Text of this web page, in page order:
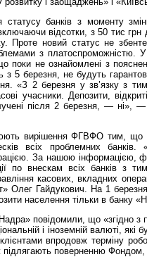
банків з моменту
відсотки, з 50 тис
Проте новий статус не
з платоспроможністю. У
поки не ознайомлені з
5 березня, не будуть
«З 2 березня у зв’язку з
учасники. Депозити,
після 2 березня, — ні», —
вирішення ФГВФО тим, що
всіх проблемних
За нашою інформацією,
по внескам всіх банків з
касових, вкладних
Олег Гайдукович. На 1
населення тільки в банку
повідомили, що «згідно
і іноземній валюті,
впродовж терміну
поверненню